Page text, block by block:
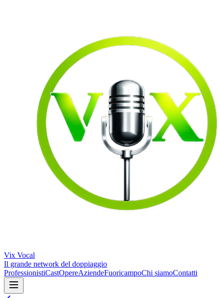
Vix Vocal
Il grande network del doppiaggio
ProfessionistiCastOpereAziendeFuoricampoChi siamoContatti